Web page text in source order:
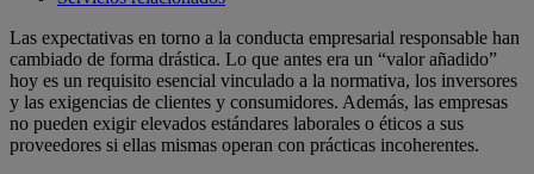
Las expectativas en torno a la conducta empresarial responsable han
cambiado de forma drástica. Lo que antes era un “valor añadido”
hoy es un requisito esencial vinculado a la normativa, los inversores
y las exigencias de clientes y consumidores. Además, las empresas
no pueden exigir elevados estándares laborales o éticos a sus
proveedores si ellas mismas operan con prácticas incoherentes.